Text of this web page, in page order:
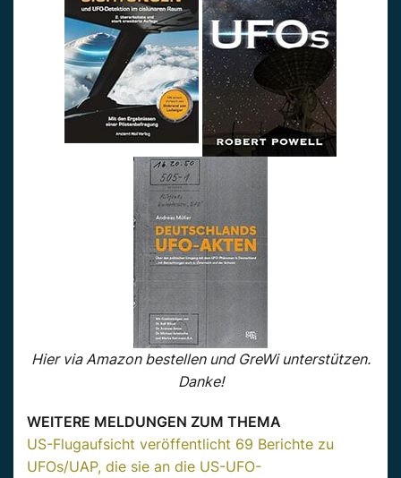
Hier via Amazon bestellen und GreWi unterstützen.
Danke!
WEITERE MELDUNGEN ZUM THEMA
US-Flugaufsicht veröffentlicht 69 Berichte zu
UFOs/UAP, die sie an die US-UFO-